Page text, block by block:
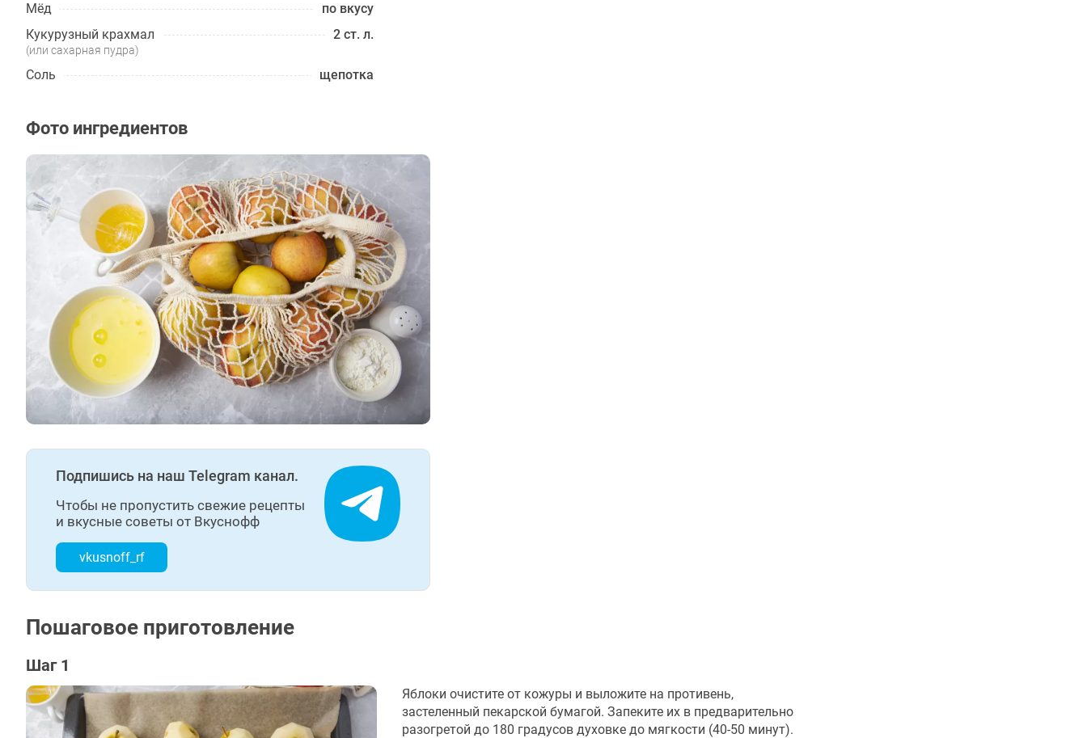
Мёд
по вкусу
Кукурузный крахмал
2 ст. л.
(или сахарная пудра)
Соль щепотка
Фото ингредиентов
Подпишись на наш Telegram канал.
Чтобы не пропустить свежие рецепты
и вкусные советы от Вкуснофф
vkusnoff_rf
Пошаговое приготовление
Шаг 1
Яблоки очистите от кожуры и выложите на противень,
застеленный пекарской бумагой. Запеките их в предварительно
разогретой до 180 градусов духовке до мягкости (40-50 минут).